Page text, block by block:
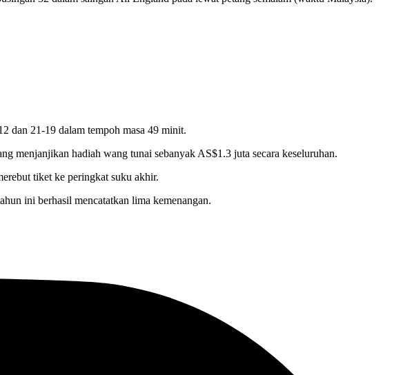
dan 21-19 dalam tempoh masa 49 minit.
menjanjikan hadiah wang tunai sebanyak AS$1.3 juta secara keseluruhan.
tiket ke peringkat suku akhir.
ini berhasil mencatatkan lima kemenangan.